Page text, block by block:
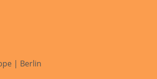
| Berlin